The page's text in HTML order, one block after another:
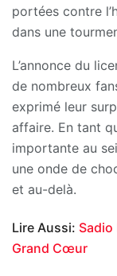
portées contre
dans une
L’annonce du
de nombreux
exprimé leur
affaire. En tant
importante au
une onde de
et au-delà.
Lire Aussi: Sadio
Grand Cœur